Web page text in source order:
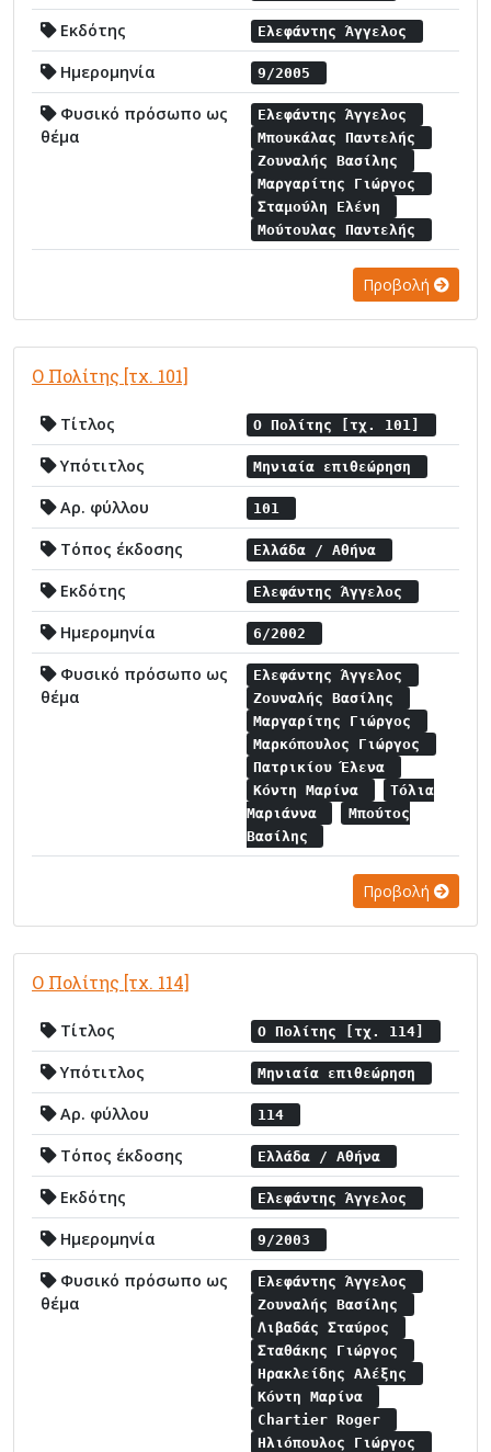
Εκδότης Ελεφάντης Άγγελος
Ημερομηνία 9/2005
Φυσικό πρόσωπο ως
θέμα
Ελεφάντης Άγγελος
Μπουκάλας Παντελής
Ζουναλής Βασίλης
Μαργαρίτης Γιώργος
Σταμούλη Ελένη
Μούτουλας Παντελής
Προβολή
Ο Πολίτης [τχ. 101]
Τίτλος Ο Πολίτης [τχ. 101]
Υπότιτλος Μηνιαία επιθεώρηση
Αρ. φύλλου 101
Τόπος έκδοσης Ελλάδα / Αθήνα
Εκδότης Ελεφάντης Άγγελος
Ημερομηνία 6/2002
Φυσικό πρόσωπο ως
θέμα
Ελεφάντης Άγγελος
Ζουναλής Βασίλης
Μαργαρίτης Γιώργος
Μαρκόπουλος Γιώργος
Πατρικίου Έλενα
Κόντη Μαρίνα
Τόλια
Μαριάννα
Μπούτος
Βασίλης
Προβολή
Ο Πολίτης [τχ. 114]
Τίτλος Ο Πολίτης [τχ. 114]
Υπότιτλος Μηνιαία επιθεώρηση
Αρ. φύλλου 114
Τόπος έκδοσης Ελλάδα / Αθήνα
Εκδότης Ελεφάντης Άγγελος
Ημερομηνία 9/2003
Φυσικό πρόσωπο ως
θέμα
Ελεφάντης Άγγελος
Ζουναλής Βασίλης
Λιβαδάς Σταύρος
Σταθάκης Γιώργος
Ηρακλείδης Αλέξης
Κόντη Μαρίνα
Chartier Roger
Ηλιόπουλος Γιώργος